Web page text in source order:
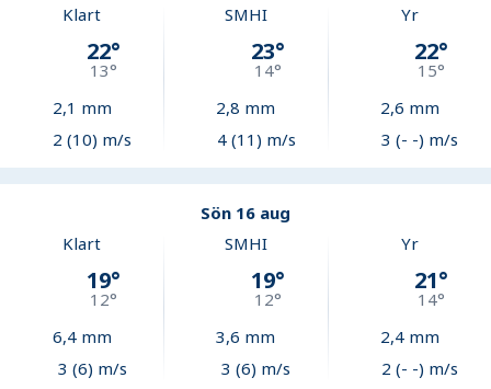
Klart
22°
13°
2,1 mm
2 (10) m/s
SMHI
23°
14°
2,8 mm
4 (11) m/s
Yr
22°
15°
2,6 mm
3 (- -) m/s
Sön 16 aug
Klart
19°
12°
6,4mm
3 (6) m/s
SMHI
19°
12°
3,6 mm
3 (6) m/s
Yr
21°
14°
2,4mm
2 (- -) m/s